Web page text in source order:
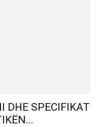
DHE SPECIFIKAT